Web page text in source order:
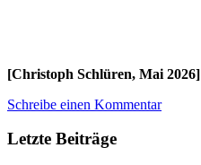
[Christoph Schlüren, Mai 2026]
Schreibe einen Kommentar
Letzte Beiträge